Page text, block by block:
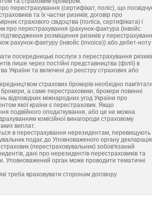
перестрахування (сертифікат, поліс), що
та їх частки ризиків; договір про
страхового свідоцтва (поліса, сертифіката) і
про перестрахування (рахунок-фактура (інвойс
розміщення ризиків у
рахунок-фактуру (інвойс (invoice)) або дебет-ноту
посередницькі послуги з перестрахування
лише через постійні представництва (філії) в
України та включені до реєстру страхових або
страхових брокерів необхідно
а саме перестраховики, брокери повинні
відповідних міжнародних угод України про
якої країни є перестраховик. Якщо
подвійного оподаткування, або це не можна
комісійної винагороди страховому
виплат.
в перестрахування нерезидентам, перевищують
подає до Уповноваженого органу
(перестраховувальник) зобов'язаний
дані про нерезидентів-перестраховиків та
Уповноважений орган може проводити тематичні
треба враховувати сторонам договору